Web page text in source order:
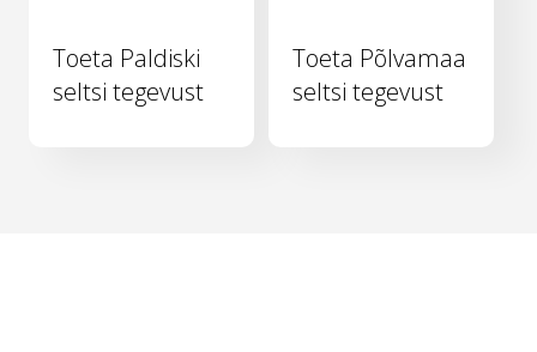
Toeta Paldiski
seltsi tegevust
Toeta Põlvamaa
seltsi tegevust